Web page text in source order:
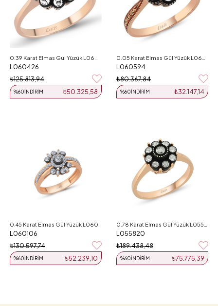
L060426
₺50.325,58
%60İNDIRIM
₺125.813,94
L060594
₺32.147,14
%60İNDIRIM
₺80.367,84
L060106
₺52.239,10
%60İNDIRIM
₺130.597,74
L055820
₺75.775,39
%60İNDIRIM
₺189.438,48